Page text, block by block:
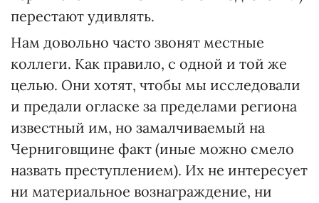
перестают удивлять.
Нам довольно часто звонят местные
коллеги. Как правило, с одной и той же
целью. Они хотят, чтобы мы исследовали
и предали огласке за пределами региона
известный им, но замалчиваемый на
Черниговщине факт (иные можно смело
назвать преступлением). Их не интересует
ни материальное вознаграждение, ни